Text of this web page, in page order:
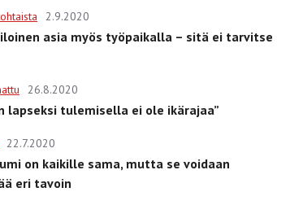
2.9.2020
iloinen asia myös työpaikalla – sitä ei tarvitse
26.8.2020
lapseksi tulemisella ei ole ikärajaa”
22.7.2020
on kaikille sama, mutta se voidaan
eri tavoin